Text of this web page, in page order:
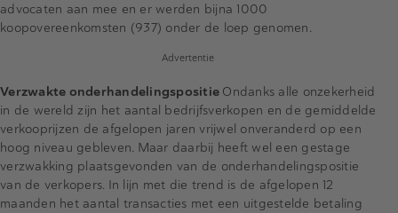
advocaten aan mee en er werden bijna 1000
koopovereenkomsten (937) onder de loep genomen.
Advertentie
Verzwakte onderhandelingspositie Ondanks alle onzekerheid
in de wereld zijn het aantal bedrijfsverkopen en de gemiddelde
verkooprijzen de afgelopen jaren vrijwel onveranderd op een
hoog niveau gebleven. Maar daarbij heeft wel een gestage
verzwakking plaatsgevonden van de onderhandelingspositie
van de verkopers. In lijn met die trend is de afgelopen 12
maanden het aantal transacties met een uitgestelde betaling